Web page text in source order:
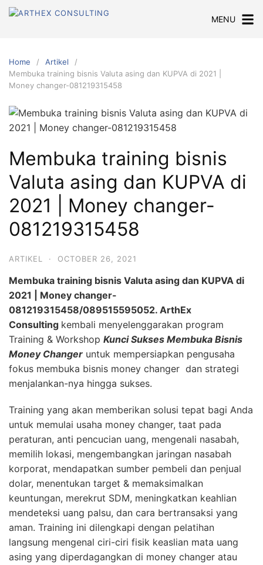
Skip
MENU
Home
Artikel
Membuka training bisnis Valuta asing dan KUPVA di 2021 |
Money changer-081219315458
Membuka training bisnis
Valuta asing dan KUPVA di
2021 | Money changer-
081219315458
ARTIKEL · OCTOBER 26, 2021
Membuka training bisnis Valuta asing dan KUPVA di
2021 | Money changer-
081219315458/089515595052. ArthEx
Consulting kembali menyelenggarakan program
Training & Workshop Kunci Sukses Membuka Bisnis
Money Changer untuk mempersiapkan pengusaha
fokus membuka bisnis money changer dan strategi
menjalankan-nya hingga sukses.
Training yang akan memberikan solusi tepat bagi Anda
untuk memulai usaha money changer, taat pada
peraturan, anti pencucian uang, mengenali nasabah,
memilih lokasi, mengembangkan jaringan nasabah
korporat, mendapatkan sumber pembeli dan penjual
dolar, menentukan target & memaksimalkan
keuntungan, merekrut SDM, meningkatkan keahlian
mendeteksi uang palsu, dan cara bertransaksi yang
aman. Training ini dilengkapi dengan pelatihan
langsung mengenal ciri-ciri fisik keaslian mata uang
asing yang diperdagangkan di money changer atau